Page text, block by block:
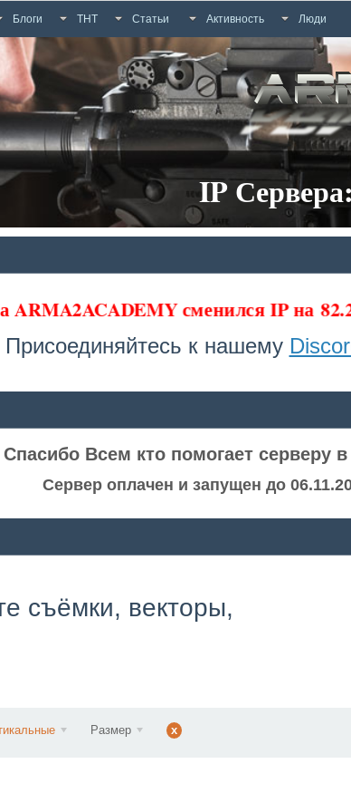
Блоги ТНТ Статьи Активность Люди
IP
ARMA2ACADEMY сменился IP на
Присоединяйтесь к нашему
Спасибо Всем кто помогает серверу в
Сервер оплачен и запущен до
съёмки, векторы,
Размер x